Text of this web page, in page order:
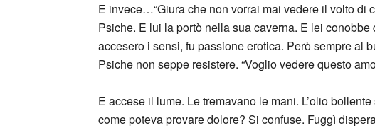
E invece…“Giura che non vorrai mai vedere il volto di
Psiche. E lui la portò nella sua caverna. E lei
accesero i sensi, fu passione erotica. Però sempre al
Psiche non seppe resistere. “Voglio vedere questo
E accese il lume. Le tremavano le mani. L’olio
come poteva provare dolore? Si confuse. Fuggì